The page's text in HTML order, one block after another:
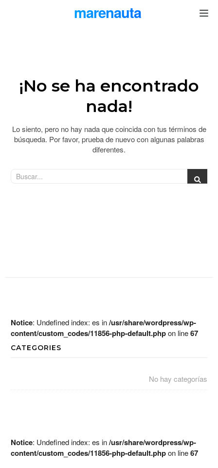
marenauta
¡No se ha encontrado
nada!
Lo siento, pero no hay nada que coincida con tus términos de
búsqueda. Por favor, prueba de nuevo con algunas palabras
diferentes.
Notice: Undefined index: es in/usr/share/wordpress/wp-
content/custom_codes/11856-php-default.phpon line67
CATEGORIES
No hay categorías
Notice: Undefined index: es in/usr/share/wordpress/wp-
content/custom_codes/11856-php-default.phpon line67